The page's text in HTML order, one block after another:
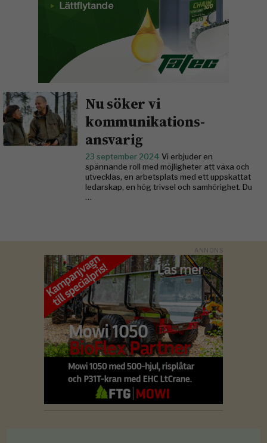
Nu söker vi
kommunikations­
ansvarig
23 september 2024 Vi erbjuder en
spännande roll med möjligheter att växa och
utvecklas, en arbetsplats med ett uppskattat
ledarskap, en hög trivsel och samhörighet. Du
…